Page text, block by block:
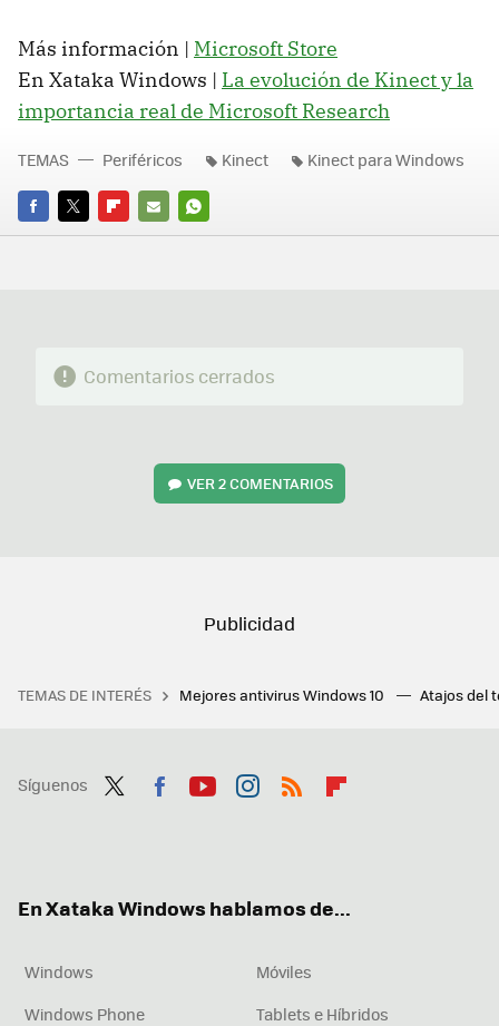
Más información | Microsoft Store
En Xataka Windows | La evolución de Kinect y la
importancia real de Microsoft Research
FACEBOOK
TWITTERFLIPBOARD
E-
WHATSAPP
TEMAS Periféricos Kinect Kinect para Windows
Comentarios cerrados
VER2 COMENTARIOS
TEMAS DE INTERÉS Mejores antivirus Windows 10 Atajos del
Síguenos
En Xataka Windows hablamos de...
Windows
Móviles
Windows Phone
Tablets e Híbridos